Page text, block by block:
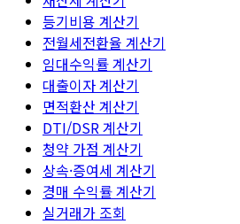
등기비용 계산기
전월세전환율 계산기
임대수익률 계산기
대출이자 계산기
면적환산 계산기
DTI/DSR 계산기
청약 가점 계산기
상속·증여세 계산기
경매 수익률 계산기
실거래가 조회